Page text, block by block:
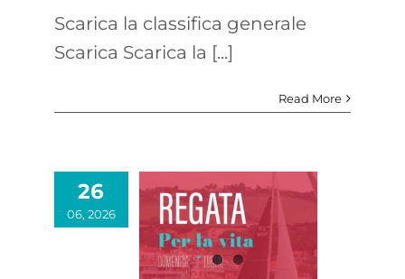
Scarica la classifica generale
Scarica Scarica la [...]
Read More
26
06, 2026